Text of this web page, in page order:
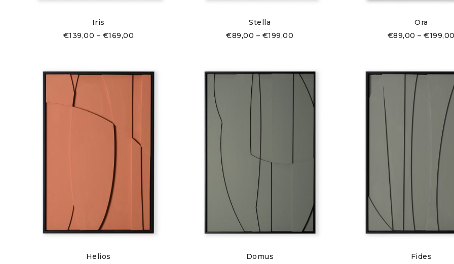
Iris
€139,00 – €169,00
Stella
€89,00 – €199,00
Ora
€89,00 –€
Helios
Domus
Fides